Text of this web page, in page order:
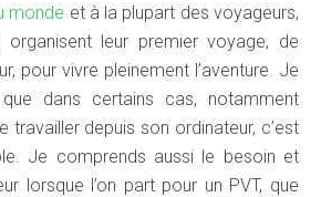
monde et à la plupart des voyageurs,
leur premier voyage, de
pour vivre pleinement l’aventure. Je
dans certains cas, notamment
travailler depuis son ordinateur, c’est
Je comprends aussi le besoin et
lorsque l’on part pour un PVT, que